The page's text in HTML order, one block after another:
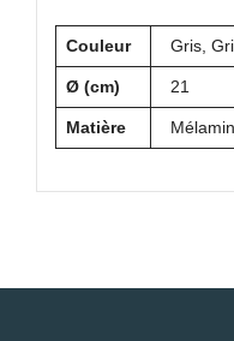
Couleur Gris,
Ø (cm) 21
Matière